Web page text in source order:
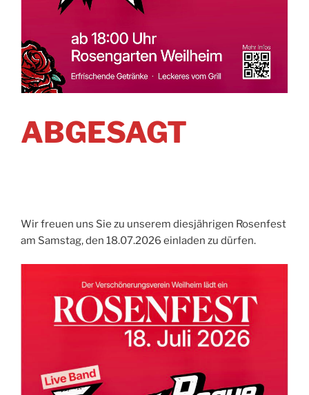
ABGESAGT
Wir freuen uns Sie zu unserem diesjährigen Rosenfest
am Samstag, den 18.07.2026 einladen zu dürfen.